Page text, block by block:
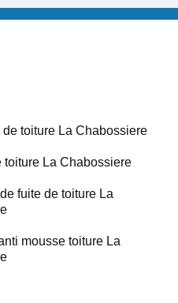
de toiture La Chabossiere
toiture La Chabossiere
fuite de toiture La
mousse toiture La